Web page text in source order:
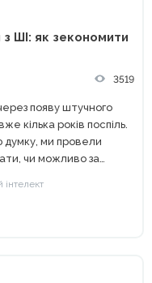
ШІ: як зекономити
3519
появу штучного
кілька років поспіль.
думку, ми провели
чи можливо за
документ....